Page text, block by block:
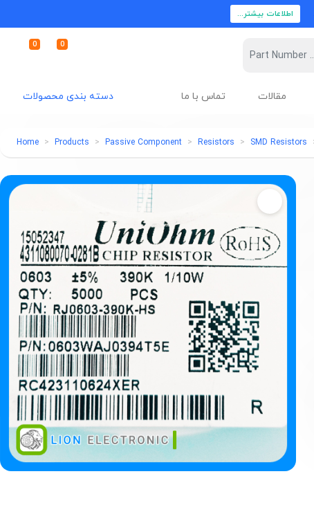
اطلاعات بیشتر...
0 0
دسته بندی محصولات مقالات تماس با ما
Home Products Passive Component Resistors SMD Resistors